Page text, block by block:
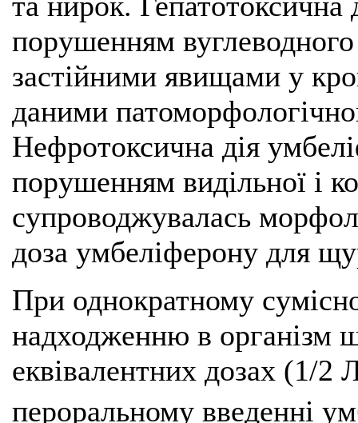
порушенням вуглеводного
застійними явищами у
даними
Нефротоксична дія
порушенням видільної і
супроводжувалась
доза умбеліферону для
При однократному
надходженню в організм
еквівалентних дозах (1/2
пероральному введенні